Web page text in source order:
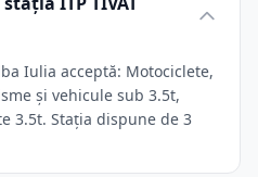
Iulia acceptă: Motociclete,
și vehicule sub 3.5t,
3.5t. Stația dispune de 3